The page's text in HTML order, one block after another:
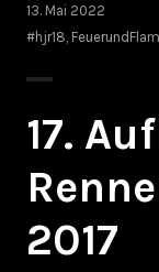
13. Mai 2022
#hjr18
17.
2017